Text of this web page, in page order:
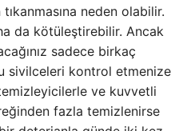
neden olabilir.
da kötüleştirebilir. Ancak
sadece birkaç
sivilceleri kontrol etmenize
ve kuvvetli
fazla temizlenirse